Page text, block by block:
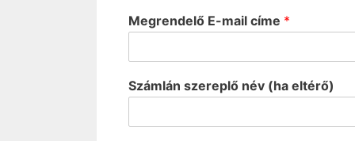
Megrendelő E-mail címe *
Számlán szereplő név (ha eltérő)